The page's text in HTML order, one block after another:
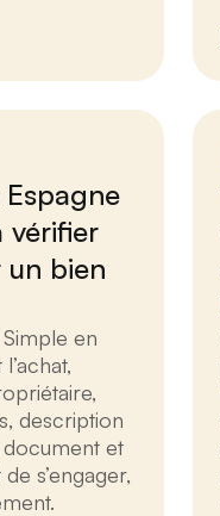
vérifier
un bien
en
description
et
s’engager,